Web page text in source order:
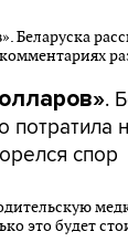
.
потратила
спор